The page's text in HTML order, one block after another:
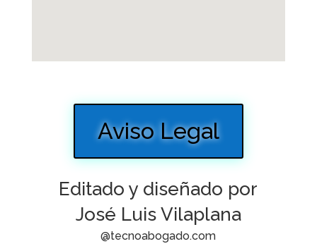
Aviso Legal
Editado y diseñado por
José Luis Vilaplana
@tecnoabogado.com